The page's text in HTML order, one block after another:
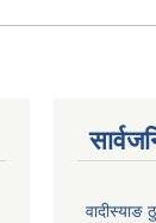
वादीस्याङ